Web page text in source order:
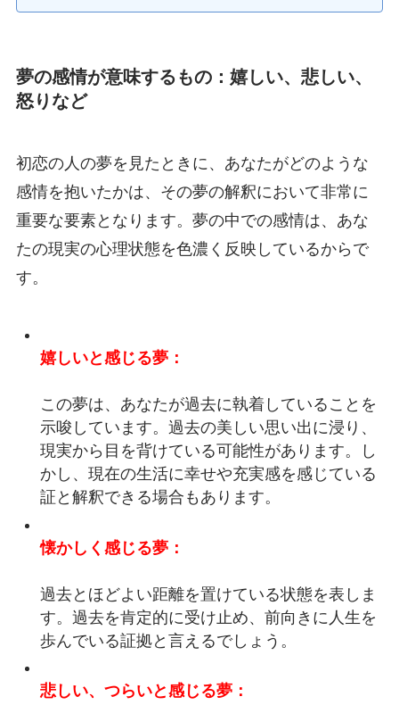
夢の感情が意味するもの：嬉しい、悲しい、
怒りなど
初恋の人の夢を見たときに、あなたがどのような
感情を抱いたかは、その夢の解釈において非常に
重要な要素となります。夢の中での感情は、あな
たの現実の心理状態を色濃く反映しているからで
す。
嬉しいと感じる夢：
この夢は、あなたが過去に執着していることを
示唆しています。過去の美しい思い出に浸り、
現実から目を背けている可能性があります。し
かし、現在の生活に幸せや充実感を感じている
証と解釈できる場合もあります。
懐かしく感じる夢：
過去とほどよい距離を置けている状態を表しま
す。過去を肯定的に受け止め、前向きに人生を
歩んでいる証拠と言えるでしょう。
悲しい、つらいと感じる夢：